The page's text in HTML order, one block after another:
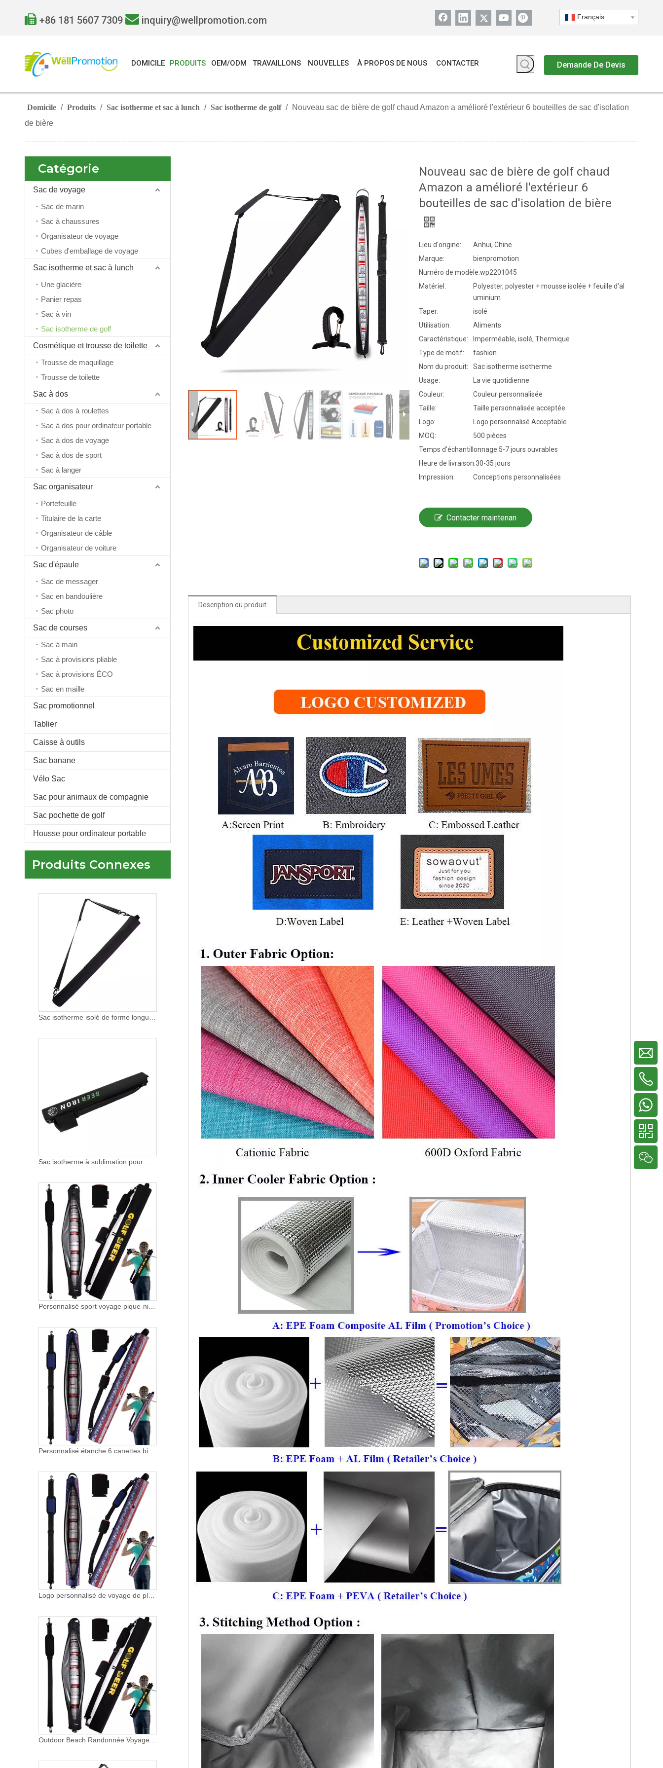
 +86 181 5607 7309  inquiry@wellpromotion.com Français
DOMICILE PRODUITS OEM/ODM TRAVAILLONS NOUVELLES À PROPOS DE NOUS CONTACTER Demande De Devis
Domicile / Produits / Sac isotherme et sac à lunch / Sac isotherme de golf / Nouveau sac de bière de golf chaud Amazon a amélioré l'extérieur 6 bouteilles de sac d'isolation
de bière
Catégorie
Sac de voyage
Sac de marin
Sac à chaussures
Organisateur de voyage
Cubes d'emballage de voyage
Sac isotherme et sac à lunch
Une glacière
Panier repas
Sac à vin
Sac isotherme de golf
Cosmétique et trousse de toilette
Trousse de maquillage
Trousse de toilette
Sac à dos
Sac à dos à roulettes
Sac à dos pour ordinateur portable
Sac à dos de voyage
Sac à dos de sport
Sac à langer
Sac organisateur
Portefeuille
Titulaire de la carte
Organisateur de câble
Organisateur de voiture
Sac d'épaule
Sac de messager
Sac en bandoulière
Sac photo
Sac de courses
Sac à main
Sac à provisions pliable
Sac à provisions ÉCO
Sac en maille
Sac promotionnel
Tablier
Caisse à outils
Sac banane
Vélo Sac
Sac pour animaux de compagnie
Sac pochette de golf
Housse pour ordinateur portable
Produits Connexes
Sac isotherme isolé de forme longue pour hommes 7 canettes bière manchon golf étanche bière fronde sac
Sac isotherme à sublimation pour magasins de golf Jusqu'à 7 canettes Tube de golf en gros discret 600d Polyester Canette de bière Sac isotherme isotherme
Personnalisé sport voyage pique-nique étanche bouteille vin isolation 7 canettes bière golf sac refroidisseur pour hommes avec néoprène peut manchon
Personnalisé étanche 6 canettes bière vin tube fronde sac isotherme hommes femmes sublimation isolé can manches sac de golf
Logo personnalisé de voyage de plage en plein air paquet de 6 canettes de bière isolation PEVA de fruits sac isotherme de golf sacs isolés avec poignée
Outdoor Beach Randonnée Voyager 6 Pack Peut Boire Golf Beer Sleeve Cooler Bag Sacs Isothermes Avec Poignées
Nouveau sac de bière de golf chaud
Amazon a amélioré l'extérieur 6
bouteilles de sac d'isolation de bière
Lieu d'origine:
Anhui, Chine
Marque:
bienpromotion
Numéro de modèle:wp2201045
Matériel:
Polyester, polyester + mousse isolée + feuille d'al
uminium
Taper:
isolé
Utilisation:
Aliments
Caractéristique:
Imperméable, isolé, Thermique
Type de motif:
fashion
Nom du produit:
Sac isotherme isotherme
Usage:
La vie quotidienne
Couleur:
Couleur personnalisée
Taille:
Taille personnalisée acceptée
Logo:
Logo personnalisé Acceptable
MOQ:
500 pièces
Temps d'échantillonnage:5-7 jours ouvrables
Heure de livraison:30-35 jours
Impression:
Conceptions personnalisées
Contacter maintenan
Description du produit